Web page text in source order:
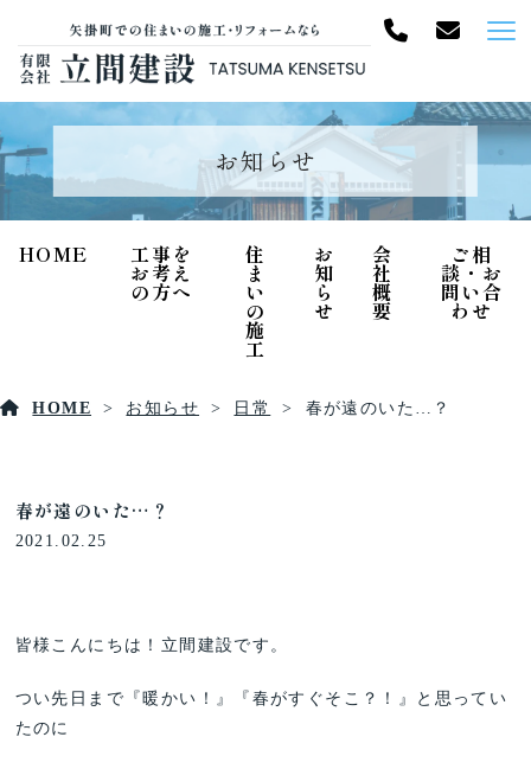
お知らせ
HOME 工事を
お考え
の方へ
住
ま
い
の
施
工
お
知
ら
せ
会
社
概
要
ご相
談・お
問い合
わせ
HOME お知らせ 日常 春が遠のいた…？
春が遠のいた…？
2021.02.25
皆様こんにちは！立間建設です。
つい先日まで『暖かい！』『春がすぐそこ？！』と思ってい
たのに